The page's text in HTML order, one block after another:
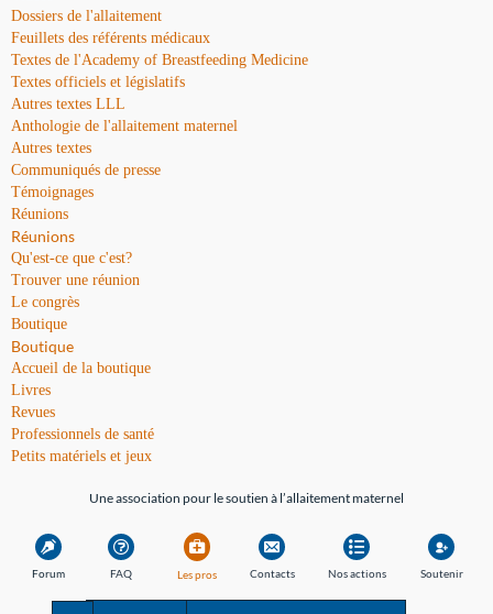
Dossiers de l'allaitement
Feuillets des référents médicaux
Textes de l'Academy of Breastfeeding Medicine
Textes officiels et législatifs
Autres textes LLL
Anthologie de l'allaitement maternel
Autres textes
Communiqués de presse
Témoignages
Réunions
Réunions
Qu'est-ce que c'est?
Trouver une réunion
Le congrès
Boutique
Boutique
Accueil de la boutique
Livres
Revues
Professionnels de santé
Petits matériels et jeux
Une association pour le soutien à l’allaitement maternel
Forum FAQ Les pros Contacts Nos actions Soutenir